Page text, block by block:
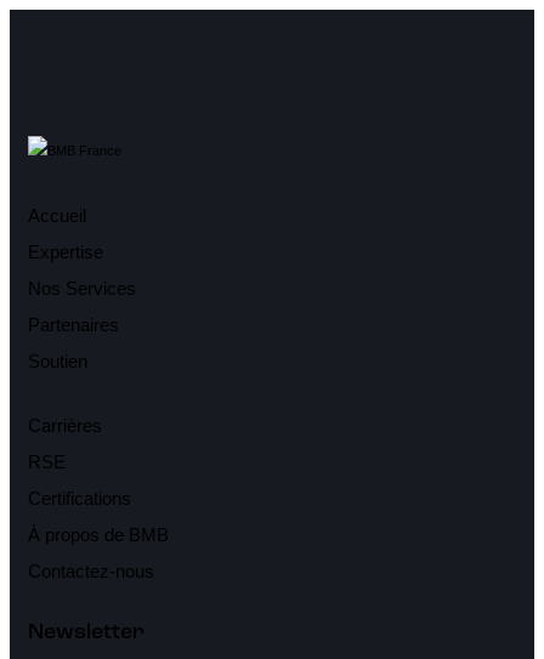
Accueil
Expertise
Nos Services
Partenaires
Soutien
Carrières
RSE
Certifications
À propos de BMB
Contactez-nous
Newsletter